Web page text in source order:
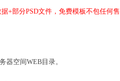
据+部分PSD文件，免费模板不包任何售
器空间WEB目录。